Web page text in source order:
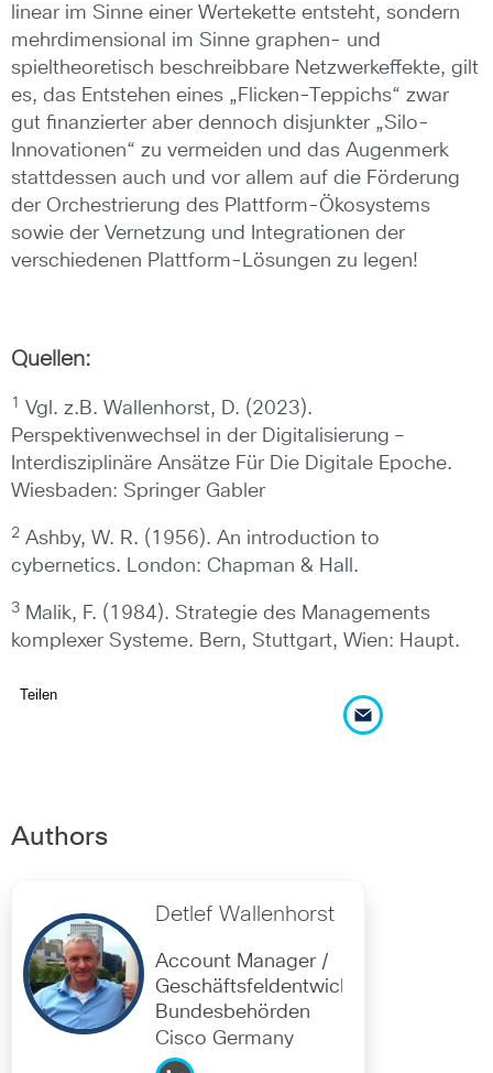
linear im Sinne einer Wertekette entsteht, sondern
mehrdimensional im Sinne graphen- und
spieltheoretisch beschreibbare Netzwerkeffekte, gilt
es, das Entstehen eines „Flicken-Teppichs“ zwar
gut finanzierter aber dennoch disjunkter „Silo-
Innovationen“ zu vermeiden und das Augenmerk
stattdessen auch und vor allem auf die Förderung
der Orchestrierung des Plattform-Ökosystems
sowie der Vernetzung und Integrationen der
verschiedenen Plattform-Lösungen zu legen!
Quellen:
1
Vgl. z.B. Wallenhorst, D. (2023).
Perspektivenwechsel in der Digitalisierung –
Interdisziplinäre Ansätze Für Die Digitale Epoche.
Wiesbaden: Springer Gabler
2 Ashby, W. R. (1956). An introduction to
cybernetics. London: Chapman & Hall.
3 Malik, F. (1984). Strategie des Managements
komplexer Systeme. Bern, Stuttgart, Wien: Haupt.
Teilen
Authors
Detlef Wallenhorst
Account Manager /
Geschäftsfeldentwicklung
Bundesbehörden
Cisco Germany